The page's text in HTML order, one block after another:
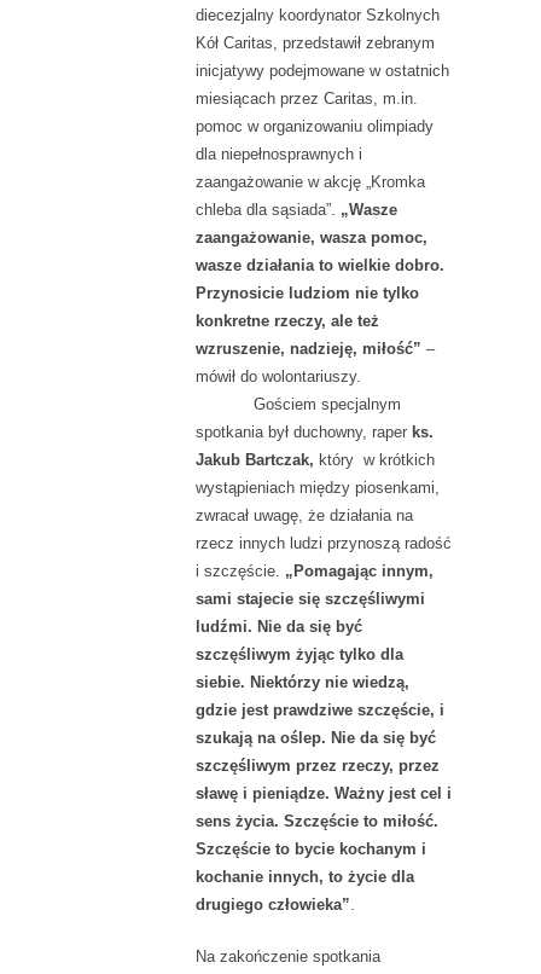
diecezjalny koordynator Szkolnych
Kół Caritas, przedstawił zebranym
inicjatywy podejmowane w ostatnich
miesiącach przez Caritas, m.in.
pomoc w organizowaniu olimpiady
dla niepełnosprawnych i
zaangażowanie w akcję „Kromka
chleba dla sąsiada”. „Wasze
zaangażowanie, wasza pomoc,
wasze działania to wielkie dobro.
Przynosicie ludziom nie tylko
konkretne rzeczy, ale też
wzruszenie, nadzieję, miłość” –
mówił do wolontariuszy.
Gościem specjalnym
spotkania był duchowny, raper ks.
Jakub Bartczak, który w krótkich
wystąpieniach między piosenkami,
zwracał uwagę, że działania na
rzecz innych ludzi przynoszą radość
i szczęście. „Pomagając innym,
sami stajecie się szczęśliwymi
ludźmi. Nie da się być
szczęśliwym żyjąc tylko dla
siebie. Niektórzy nie wiedzą,
gdzie jest prawdziwe szczęście, i
szukają na oślep. Nie da się być
szczęśliwym przez rzeczy, przez
sławę i pieniądze. Ważny jest cel i
sens życia. Szczęście to miłość.
Szczęście to bycie kochanym i
kochanie innych, to życie dla
drugiego człowieka”.
Na zakończenie spotkania